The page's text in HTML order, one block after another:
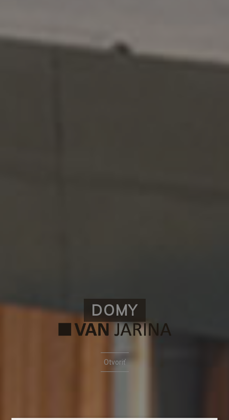
DOMY
Otvoriť